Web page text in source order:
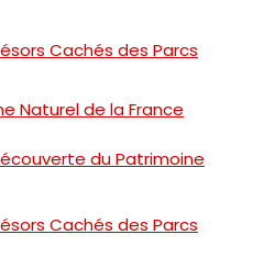
Cachés des Parcs
Naturel de la France
du Patrimoine
Cachés des Parcs